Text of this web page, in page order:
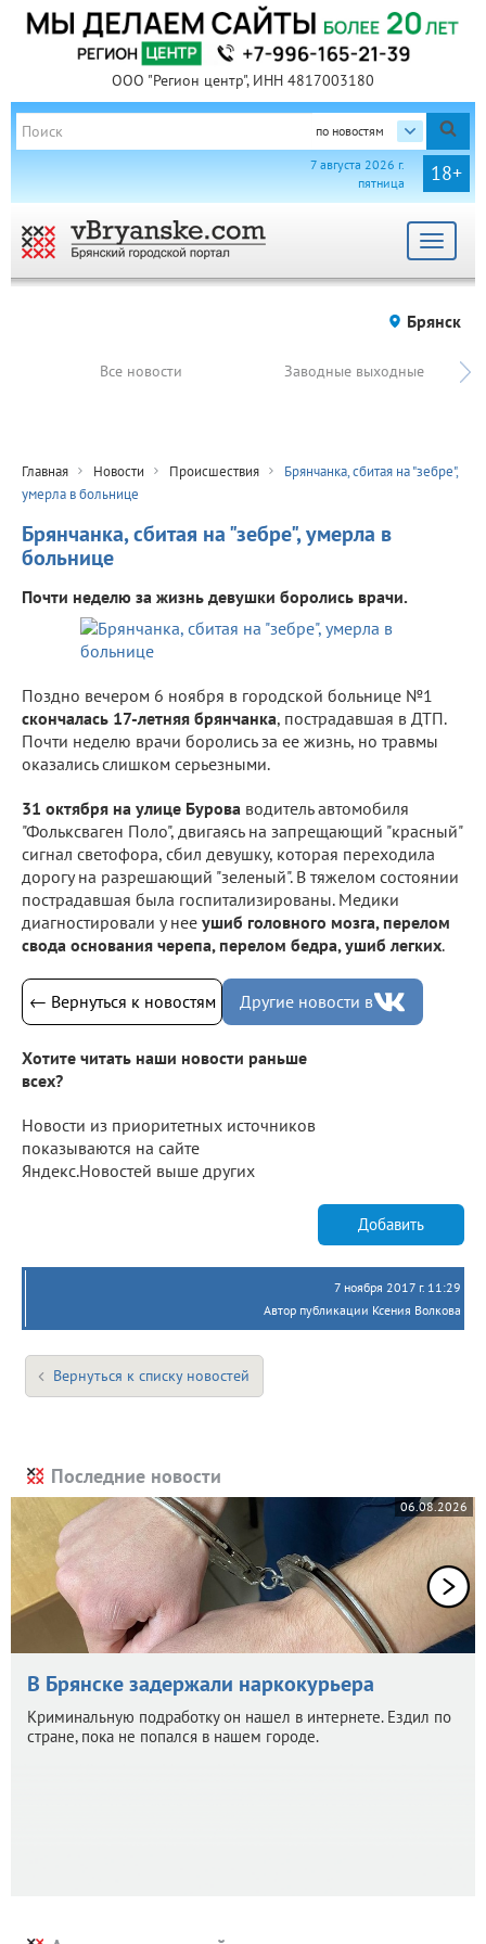
ООО "Регион центр", ИНН 4817003180
по новостям
18+
7 августа 2026 г.
пятница
Toggle
Брянск
Все новости Заводные выходные
Главная Новости Происшествия
Брянчанка, сбитая на "зебре",
умерла в больнице
Брянчанка, сбитая на "зебре", умерла в
больнице
Почти неделю за жизнь девушки боролись врачи.
Поздно вечером 6 ноября в городской больнице №1
скончалась 17-летняя брянчанка, пострадавшая в ДТП.
Почти неделю врачи боролись за ее жизнь, но травмы
оказались слишком серьезными.
31 октября на улице Бурова водитель автомобиля
"Фольксваген Поло", двигаясь на запрещающий "красный"
сигнал светофора, сбил девушку, которая переходила
дорогу на разрешающий "зеленый". В тяжелом состоянии
пострадавшая была госпитализированы. Медики
диагностировали у нее ушиб головного мозга, перелом
свода основания черепа, перелом бедра, ушиб легких.
← Вернуться к новостям Другие новости в
Хотите читать наши новости раньше
всех?
Новости из приоритетных источников
показываются на сайте
Яндекс.Новостей выше других
Добавить
7 ноября 2017 г. 11:29
Автор публикации Ксения Волкова
Вернуться к списку новостей
Последние новости
06.08.2026
В Брянске задержали наркокурьера
Криминальную подработку он нашел в интернете. Ездил по
стране, пока не попался в нашем городе.